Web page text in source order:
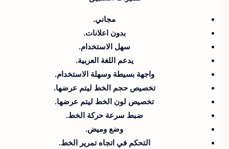
مجاني.
بدون اعلانات.
سهل الاستخدام.
يدعم اللغة العربية.
واجهة بسيطة وسهلة الاستخدام.
تخصيص حجم الخط ليتم عرضها.
تخصيص لون الخط ليتم عرضها.
ضبط سرعة حركة الخط.
وضع وميض.
التحكم في اتجاه تمرير الخط.